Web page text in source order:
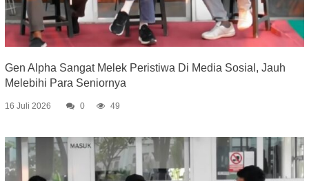
Gen Alpha Sangat Melek Peristiwa Di Media Sosial, Jauh
Melebihi Para Seniornya
16 Juli 2026 0 49